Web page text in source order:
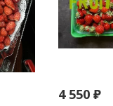
4 550₽